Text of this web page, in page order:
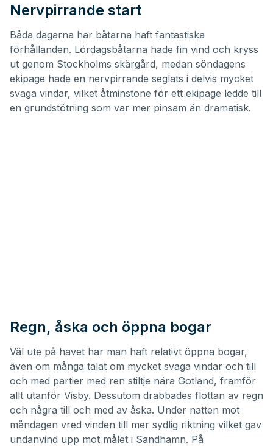
Nervpirrande start
Båda dagarna har båtarna haft fantastiska
förhållanden. Lördagsbåtarna hade fin vind och kryss
ut genom Stockholms skärgård, medan söndagens
ekipage hade en nervpirrande seglats i delvis mycket
svaga vindar, vilket åtminstone för ett ekipage ledde till
en grundstötning som var mer pinsam än dramatisk.
Regn, åska och öppna bogar
Väl ute på havet har man haft relativt öppna bogar,
även om många talat om mycket svaga vindar och till
och med partier med ren stiltje nära Gotland, framför
allt utanför Visby. Dessutom drabbades flottan av regn
och några till och med av åska. Under natten mot
måndagen vred vinden till mer sydlig riktning vilket gav
undanvind upp mot målet i Sandhamn. På